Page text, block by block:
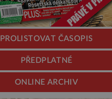
PROLISTOVAT ČASOPIS
PŘEDPLATNÉ
ONLINE ARCHIV